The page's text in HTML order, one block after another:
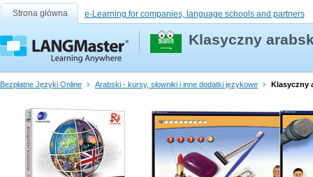
Strona główna e-Learning for companies, language schools and partners
Klasyczny
Bezpłatne Języki Online Arabski - kursy, słowniki i inne dodatki językowe Klasyczny